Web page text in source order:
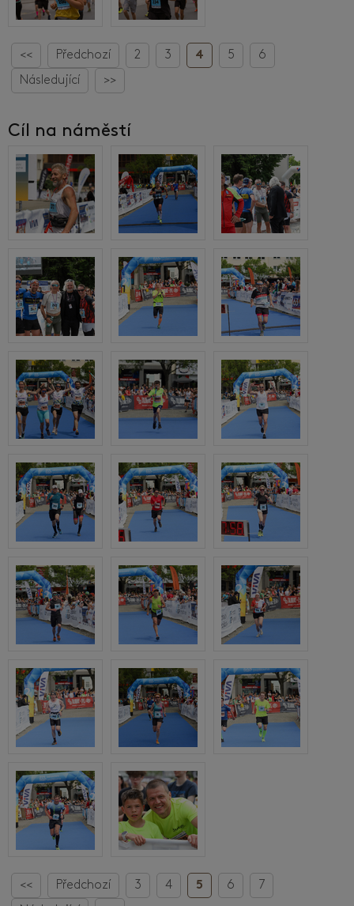
<< Předchozí 2 3 4 5
6
Následující
>>
Cíl na náměstí
<< Předchozí 3 4 5 6
7